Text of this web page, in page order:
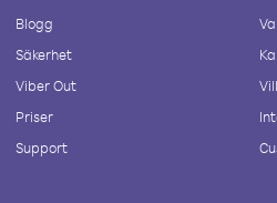
Blogg
Säkerhet
Viber Out
Priser
Support